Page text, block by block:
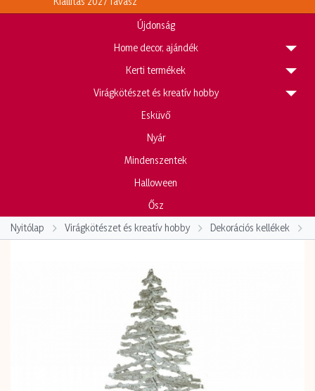
Újdonság
Home decor, ajándék
Kerti termékek
Virágkötészet és kreatív hobby
Esküvő
Nyár
Mindenszentek
Halloween
Ősz
Nyitólap
Virágkötészet és kreatív hobby Dekorációs kellékek